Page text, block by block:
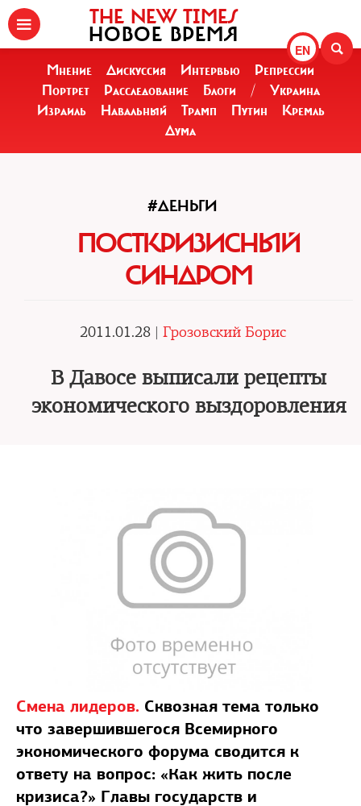
EN
THE NEW TIMES
НОВОЕ ВРЕМЯ
Мнение Дискуссия Интервью
Репрессии
Портрет
Расследование Блоги /
Украина
Израиль
Навальный Трамп Путин
Кремль
Дума
#ДЕНЬГИ
ПОСТКРИЗИСНЫЙ
СИНДРОМ
2011.01.28 | Грозовский Борис
В Давосе выписали рецепты
экономического выздоровления
Смена лидеров. Сквозная тема только
что завершившегося Всемирного
экономического форума сводится к
ответу на вопрос: «Как жить после
кризиса?» Главы государств и